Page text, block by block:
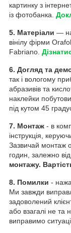
картинку з
із фотобанка.
5. Матеріали —
вінілу фірми
Fabriano.
6. Догляд та
так і вологому
абразивів та
наклейки
під кутом 45
7. Монтаж - в
інструкція,
Зазвичай монтаж
годин, залежно
монтажу.
8. Помилки -
Ми завжди
задоволений
або взагалі не та
виправимо